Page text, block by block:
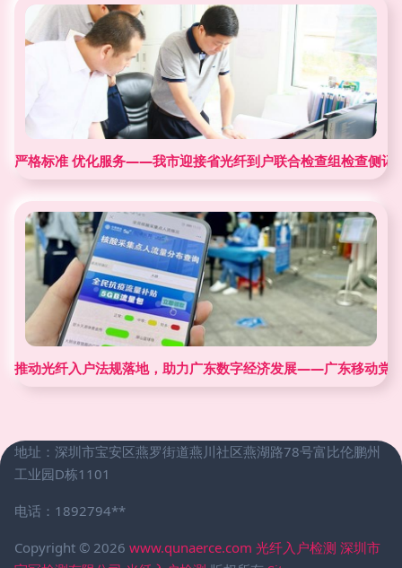
严格标准 优化服务——我市迎接省光纤到户联合检查组检查侧记
推动光纤入户法规落地，助力广东数字经济发展——广东移动党
地址：深圳市宝安区燕罗街道燕川社区燕湖路78号富比伦鹏州
工业园D栋1101
电话：1892794**
Copyright © 2026 www.qunaerce.com 光纤入户检测 深圳市